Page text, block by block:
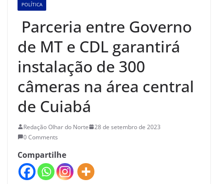
POLÍTICA
Parceria entre Governo
de MT e CDL garantirá
instalação de 300
câmeras na área central
de Cuiabá
Redação Olhar do Norte
28 de setembro de 2023
0 Comments
Compartilhe